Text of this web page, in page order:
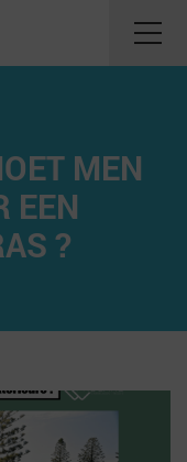
MEN
EEN
?